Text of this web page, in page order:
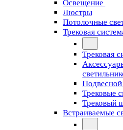
Освещение
Люстры
Потолочные
Трековая
Трековая
Подвесной
Трековые
Трековый
Встраиваемые